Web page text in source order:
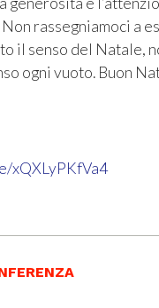
rassegniamoci a
il senso del Natale,
ogni vuoto. Buon
xQXLyPKfVa4